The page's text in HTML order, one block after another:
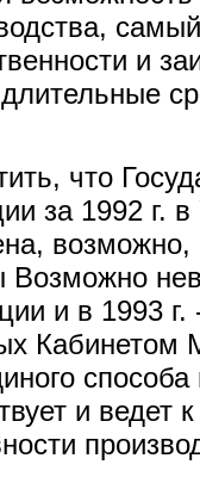
и
что
за 1992 г.
возможно,
Возможно
и в 1993 г.
Кабинетом
способа
и ведет